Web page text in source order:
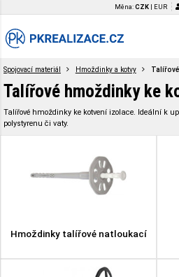
Měna:CZK EUR
Spojovací materiál Hmoždinky a kotvy
Talířové hmoždinky ke
Talířové hmoždinky ke kotvení izolace. Ideální k
polystyrenu či vaty.
Hmoždinky talířové natloukací